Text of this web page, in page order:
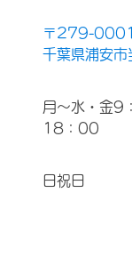
〒279-0001
千葉県浦安
月～水・金
18：00
日祝日